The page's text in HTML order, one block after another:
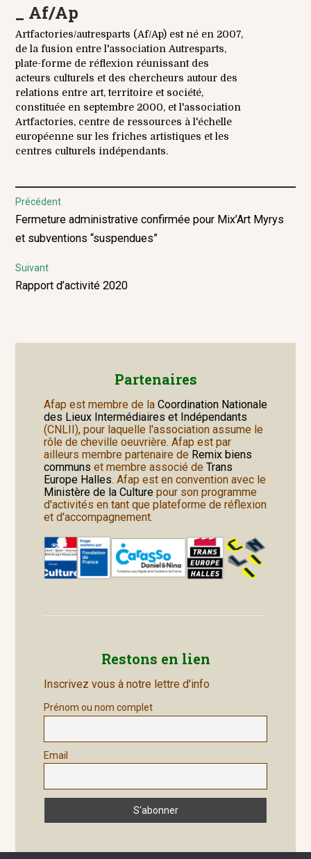
_ Af/Ap
Artfactories/autresparts (Af/Ap) est né en 2007,
de la fusion entre l'association Autresparts,
plate-forme de réflexion réunissant des
acteurs culturels et des chercheurs autour des
relations entre art, territoire et société,
constituée en septembre 2000, et l'association
Artfactories, centre de ressources à l'échelle
européenne sur les friches artistiques et les
centres culturels indépendants.
Navigation
de
l’article
Précédent
Previous
post:
Fermeture administrative confirmée pour Mix’Art Myrys
et subventions “suspendues”
Suivant
Next
Rapport d’activité 2020
Partenaires
Afap est membre de la Coordination Nationale
des Lieux Intermédiaires et Indépendants
(CNLII), pour laquelle l'association assume le
rôle de cheville oeuvrière. Afap est par
ailleurs membre partenaire de Remix biens
communs et membre associé de Trans
Europe Halles. Afap est en convention avec le
Ministère de la Culturepour son programme
d'activités en tant que plateforme de réflexion
et d'accompagnement.
Restons en lien
Inscrivez vous à notre lettre d'info
Prénom ou nom complet
Email